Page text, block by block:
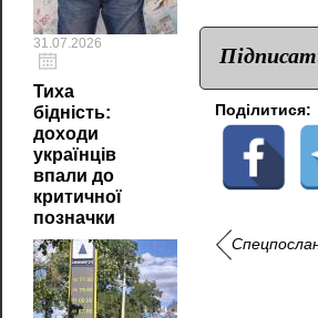
31.07.2026
Тиха
бідність:
доходи
українців
впали до
критичної
позначки
Поділитися: